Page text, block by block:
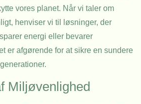
vores planet. Når vi taler om
henviser vi til løsninger, der
energi eller bevarer
er afgørende for at sikre en sundere
Miljøvenlighed